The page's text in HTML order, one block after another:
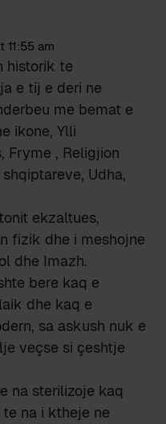
11:55 am
historik te
e tij e deri ne
me bemat e
ikone, Ylli
Fryme , Religjion
Udha,
ekzaltues,
fizik dhe i meshojne
dhe Imazh.
bere kaq e
dhe kaq e
sa askush nuk e
veçse si çeshtje
na sterilizoje kaq
na i ktheje ne